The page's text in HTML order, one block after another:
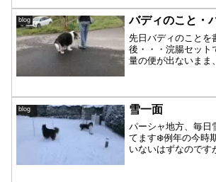
さん」です。食べる
バディやパーシャと
blog バディのこと・
先日バディのことを
後・・・浣腸セット
量の便が出ないまま
じて野菜スープ少々
舐め。「固形物はい
blog 雪一面
パーシャ地方、毎日
てます❄️例年の今時
いないはずなのです